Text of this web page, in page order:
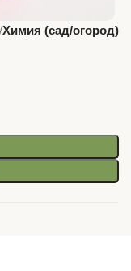
Химия (сад/огород)